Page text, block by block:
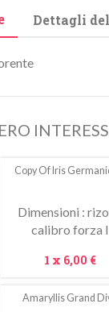
Dettagli
Copy Of Iris
Dimensioni :
calibro forza I
Prezzo
1 x 6,00 €
Amaryllis Grand